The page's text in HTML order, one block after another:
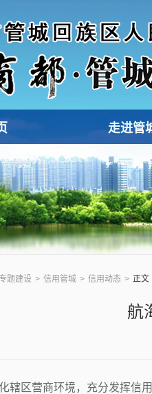
走进管
题建设 信用管城 信用动态 正文
航
辖区营商环境，充分发挥信